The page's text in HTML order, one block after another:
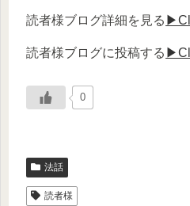
読者様ブログ詳細を見る
読者様ブログに投稿する
0
法話
読者様